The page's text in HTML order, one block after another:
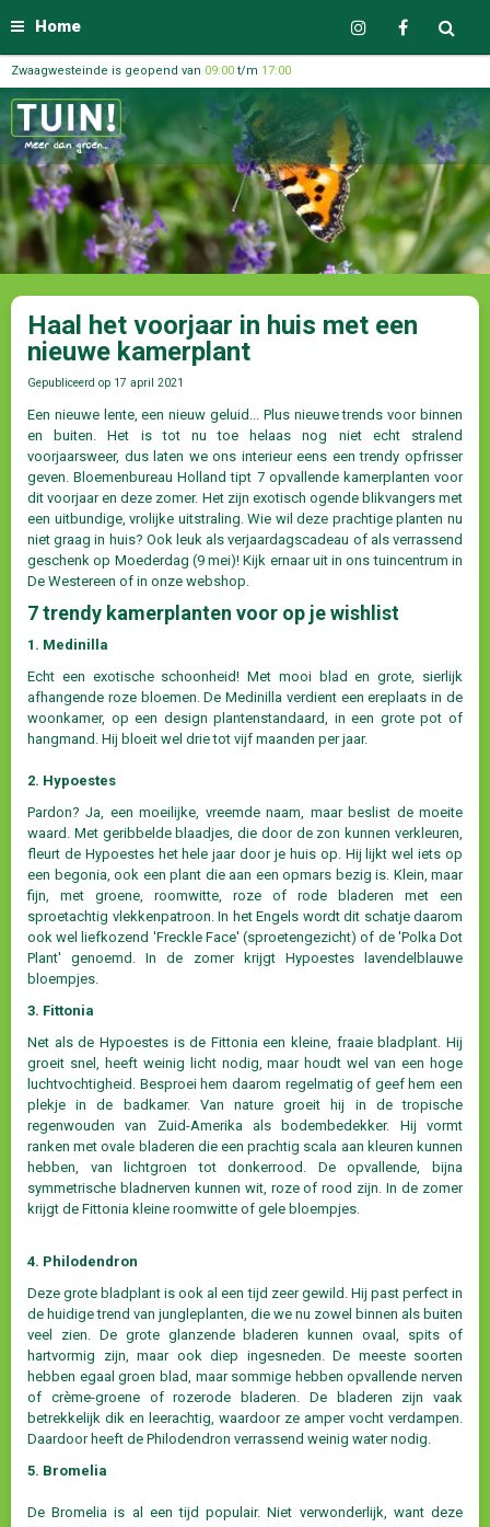
Home
Zwaagwesteinde is geopend van 09:00 t/m 17:00
Haal het voorjaar in huis met een
nieuwe kamerplant
Gepubliceerd op 17 april 2021
Een nieuwe lente, een nieuw geluid... Plus nieuwe trends voor binnen
en buiten. Het is tot nu toe helaas nog niet echt stralend
voorjaarsweer, dus laten we ons interieur eens een trendy opfrisser
geven. Bloemenbureau Holland tipt 7 opvallende kamerplanten voor
dit voorjaar en deze zomer. Het zijn exotisch ogende blikvangers met
een uitbundige, vrolijke uitstraling. Wie wil deze prachtige planten nu
niet graag in huis? Ook leuk als verjaardagscadeau of als verrassend
geschenk op Moederdag (9 mei)! Kijk ernaar uit in ons tuincentrum in
De Westereen of in onze webshop.
7 trendy kamerplanten voor op je wishlist
1. Medinilla
Echt een exotische schoonheid! Met mooi blad en grote, sierlijk
afhangende roze bloemen. De Medinilla verdient een ereplaats in de
woonkamer, op een design plantenstandaard, in een grote pot of
hangmand. Hij bloeit wel drie tot vijf maanden per jaar.
2. Hypoestes
Pardon? Ja, een moeilijke, vreemde naam, maar beslist de moeite
waard. Met geribbelde blaadjes, die door de zon kunnen verkleuren,
fleurt de Hypoestes het hele jaar door je huis op. Hij lijkt wel iets op
een begonia, ook een plant die aan een opmars bezig is. Klein, maar
fijn, met groene, roomwitte, roze of rode bladeren met een
sproetachtig vlekkenpatroon. In het Engels wordt dit schatje daarom
ook wel liefkozend 'Freckle Face' (sproetengezicht) of de 'Polka Dot
Plant' genoemd. In de zomer krijgt Hypoestes lavendelblauwe
bloempjes.
3. Fittonia
Net als de Hypoestes is de Fittonia een kleine, fraaie bladplant. Hij
groeit snel, heeft weinig licht nodig, maar houdt wel van een hoge
luchtvochtigheid. Besproei hem daarom regelmatig of geef hem een
plekje in de badkamer. Van nature groeit hij in de tropische
regenwouden van Zuid-Amerika als bodembedekker. Hij vormt
ranken met ovale bladeren die een prachtig scala aan kleuren kunnen
hebben, van lichtgroen tot donkerrood. De opvallende, bijna
symmetrische bladnerven kunnen wit, roze of rood zijn. In de zomer
krijgt de Fittonia kleine roomwitte of gele bloempjes.
4. Philodendron
Deze grote bladplant is ook al een tijd zeer gewild. Hij past perfect in
de huidige trend van jungleplanten, die we nu zowel binnen als buiten
veel zien. De grote glanzende bladeren kunnen ovaal, spits of
hartvormig zijn, maar ook diep ingesneden. De meeste soorten
hebben egaal groen blad, maar sommige hebben opvallende nerven
of crème-groene of rozerode bladeren. De bladeren zijn vaak
betrekkelijk dik en leerachtig, waardoor ze amper vocht verdampen.
Daardoor heeft de Philodendron verrassend weinig water nodig.
5. Bromelia
De Bromelia is al een tijd populair. Niet verwonderlijk, want deze